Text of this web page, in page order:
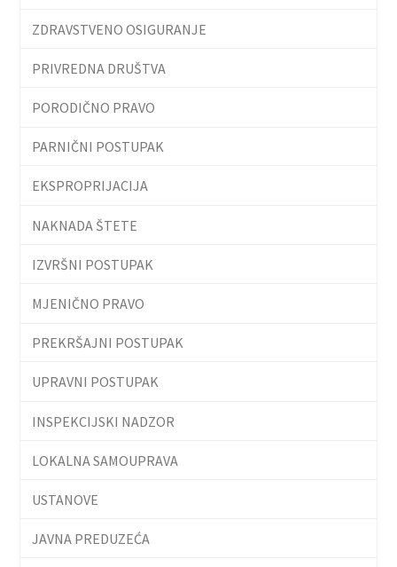
ZDRAVSTVENO OSIGURANJE
PRIVREDNA DRUŠTVA
PORODIČNO PRAVO
PARNIČNI POSTUPAK
EKSPROPRIJACIJA
NAKNADA ŠTETE
IZVRŠNI POSTUPAK
MJENIČNO PRAVO
PREKRŠAJNI POSTUPAK
UPRAVNI POSTUPAK
INSPEKCIJSKI NADZOR
LOKALNA SAMOUPRAVA
USTANOVE
JAVNA PREDUZEĆA